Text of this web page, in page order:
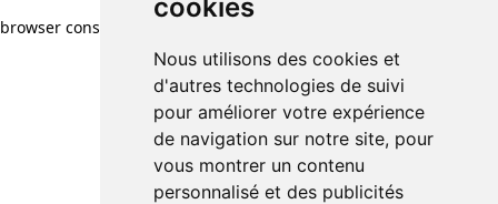
cookies
Nous utilisons des cookies et
d'autres technologies de suivi
pour améliorer votre expérience
de navigation sur notre site, pour
vous montrer un contenu
personnalisé et des publicités
browser console for more information)